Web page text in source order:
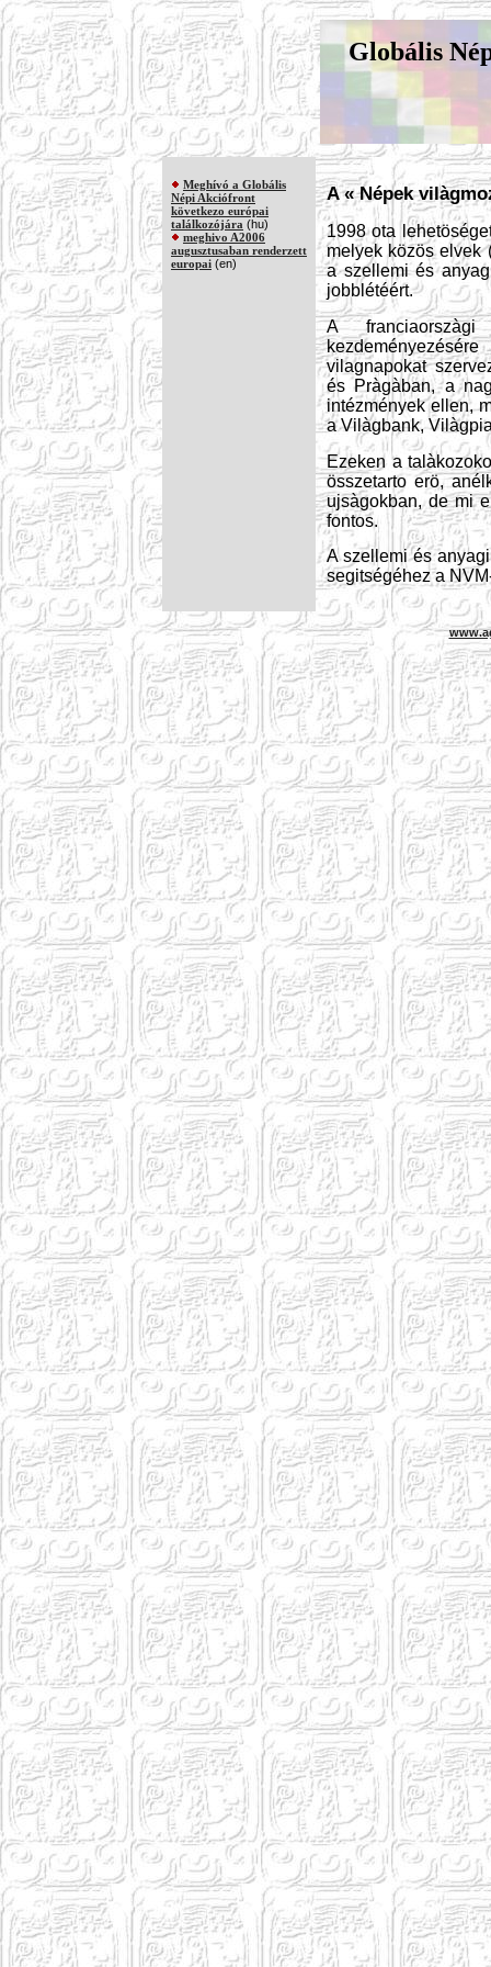
Globális
Meghívó a Globális
Népi Akciófront
következo európai
találkozójára (hu)
meghivo A2006
augusztusaban renderzett
europai (en)
A « Népek
1998 ota
melyek közös elvek
a szellemi és
jobblétéért.
A
vilagnapokat
és Pràgàban, a
intézmények ellen,
a Vilàgbank,
Ezeken a
összetarto erö,
ujsàgokban, de mi
fontos.
A szellemi és
segitségéhez a